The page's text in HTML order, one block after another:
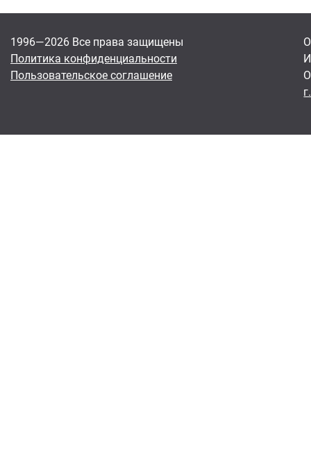
1996—2026 Все права защищены
Политика конфиденциальности
Пользовательское соглашение